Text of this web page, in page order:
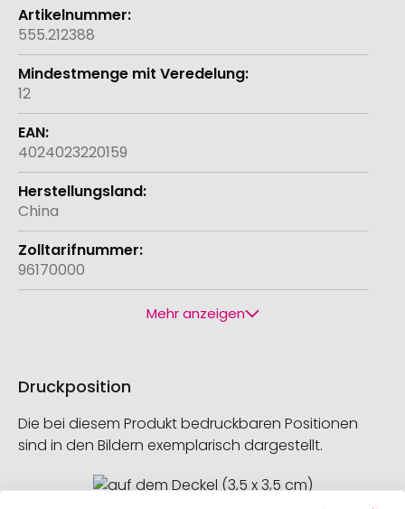
555.212388
12
4024023220159
China
96170000
Mehr anzeigen
Druckposition
Die bei diesem Produkt bedruckbaren Positionen
sind in den Bildern exemplarisch dargestellt.